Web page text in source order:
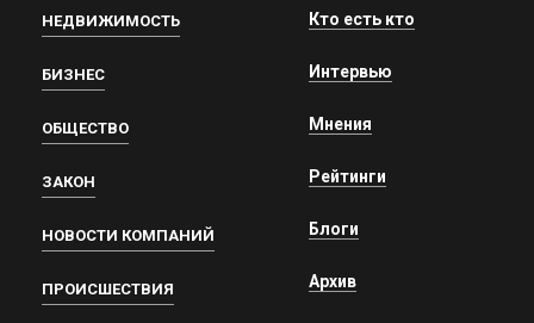
НЕДВИЖИМОСТЬ
БИЗНЕС
ОБЩЕСТВО
ЗАКОН
НОВОСТИ КОМПАНИЙ
ПРОИСШЕСТВИЯ
Кто есть кто
Интервью
Мнения
Рейтинги
Блоги
Архив